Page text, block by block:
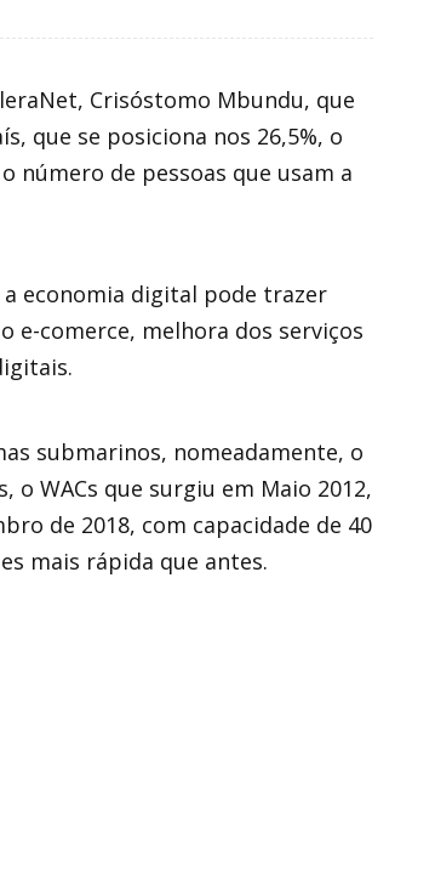
Crisóstomo Mbundu, que
que se posiciona nos 26,5%, o
número de pessoas que usam a
economia digital pode trazer
e-comerce, melhora dos serviços
submarinos, nomeadamente, o
o WACs que surgiu em Maio 2012,
de 2018, com capacidade de 40
mais rápida que antes.